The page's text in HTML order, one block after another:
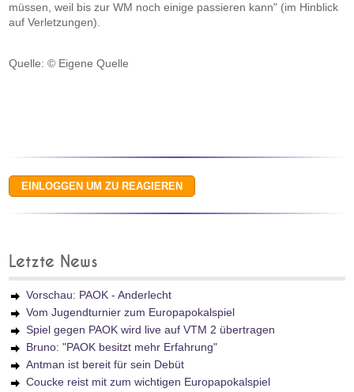
müssen, weil bis zur WM noch einige passieren kann" (im Hinblick
auf Verletzungen).
Quelle: © Eigene Quelle
Letzte News
Vorschau: PAOK - Anderlecht
Vom Jugendturnier zum Europapokalspiel
Spiel gegen PAOK wird live auf VTM 2 übertragen
Bruno: "PAOK besitzt mehr Erfahrung"
Antman ist bereit für sein Debüt
Coucke reist mit zum wichtigen Europapokalspiel